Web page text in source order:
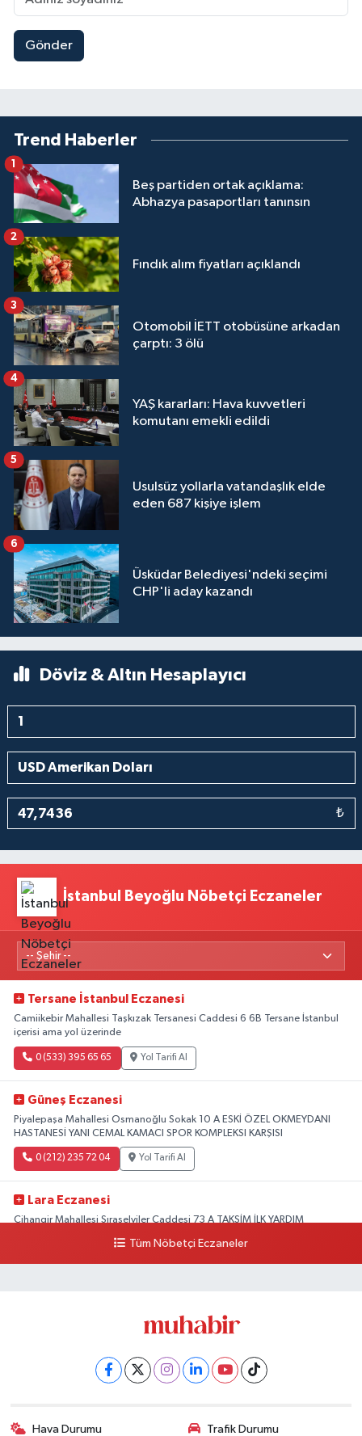
Gönder
Trend Haberler
Beş partiden ortak açıklama:
Abhazya pasaportları tanınsın
1
Fındık alım fiyatları açıklandı
2
Otomobil İETT otobüsüne arkadan
çarptı: 3 ölü
3
YAŞ kararları: Hava kuvvetleri
komutanı emekli edildi
4
Usulsüz yollarla vatandaşlık elde
eden 687 kişiye işlem
5
Üsküdar Belediyesi'ndeki seçimi
CHP'li aday kazandı
6
Döviz & Altın Hesaplayıcı
₺
İstanbul Beyoğlu Nöbetçi Eczaneler
Tersane İstanbul Eczanesi
Camiikebir Mahallesi Taşkızak Tersanesi Caddesi 6 6B Tersane İstanbul
içerisi ama yol üzerinde
0 (533) 395 65 65 Yol Tarifi Al
Güneş Eczanesi
Piyalepaşa Mahallesi Osmanoğlu Sokak 10 A ESKİ ÖZEL OKMEYDANI
HASTANESİ YANI CEMAL KAMACI SPOR KOMPLEKSI KARŞISI
0 (212) 235 72 04 Yol Tarifi Al
Lara Eczanesi
Cihangir Mahallesi Sıraselviler Caddesi 73 A TAKSİM İLK YARDIM
Tüm Nöbetçi Eczaneler
Hava Durumu Trafik Durumu